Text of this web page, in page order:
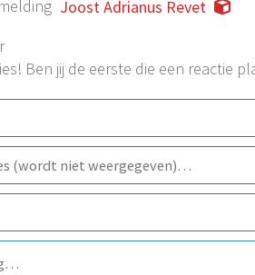
Joost Adrianus Revet
Ben jij de eerste die een reactie